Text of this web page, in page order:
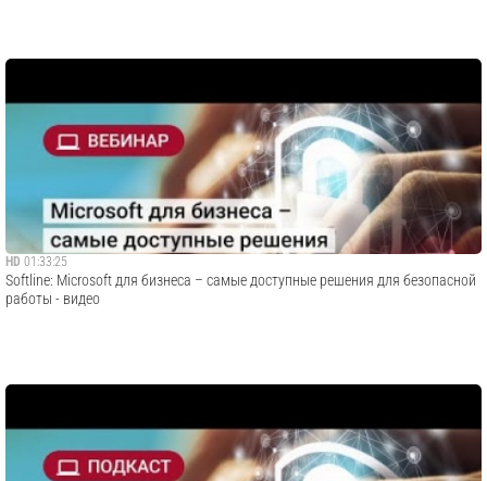
HD 01:33:25
​Softline: Microsoft для бизнеса – самые доступные решения для безопасной
работы - видео